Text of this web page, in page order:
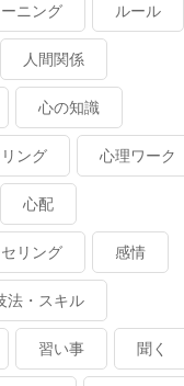
ニング ルール
人間関係
心の知識
ング 心理ワーク
心配
リング 感情
法・スキル
習い事 聞く